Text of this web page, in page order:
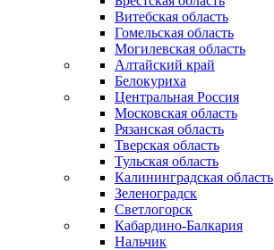
Витебская область
Гомельская область
Могилевская область
Алтайский край
Белокуриха
Центральная Россия
Московская область
Рязанская область
Тверская область
Тульская область
Калининградская область
Зеленоградск
Светлогорск
Кабардино-Балкария
Нальчик